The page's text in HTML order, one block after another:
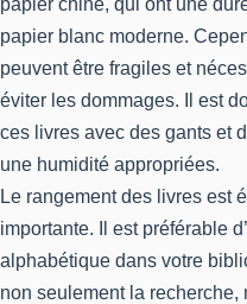
papier blanc moderne.
peuvent être fragiles et
éviter les dommages. Il est
ces livres avec des gants et
une humidité appropriées.
Le rangement des livres est
importante. Il est préférable
alphabétique dans votre
non seulement la